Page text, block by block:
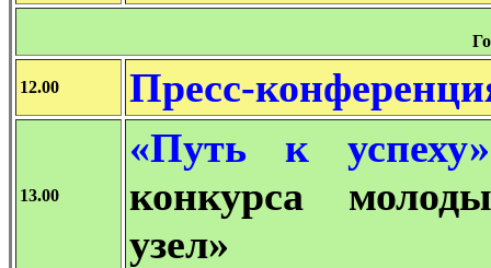
12.00 Пресс-
13.00
«Путь к успех
конкурса
узел»